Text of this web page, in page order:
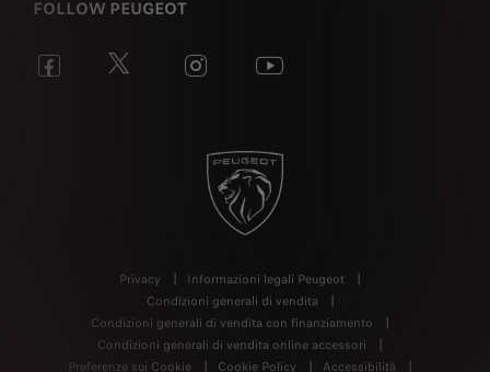
FOLLOW PEUGEOT
Privacy
Informazioni legali Peugeot
Condizioni generali di vendita
Condizioni generali di vendita con finanziamento
Condizioni generali di vendita online accessori
Preferenze sui Cookie
Cookie Policy Accessibilità